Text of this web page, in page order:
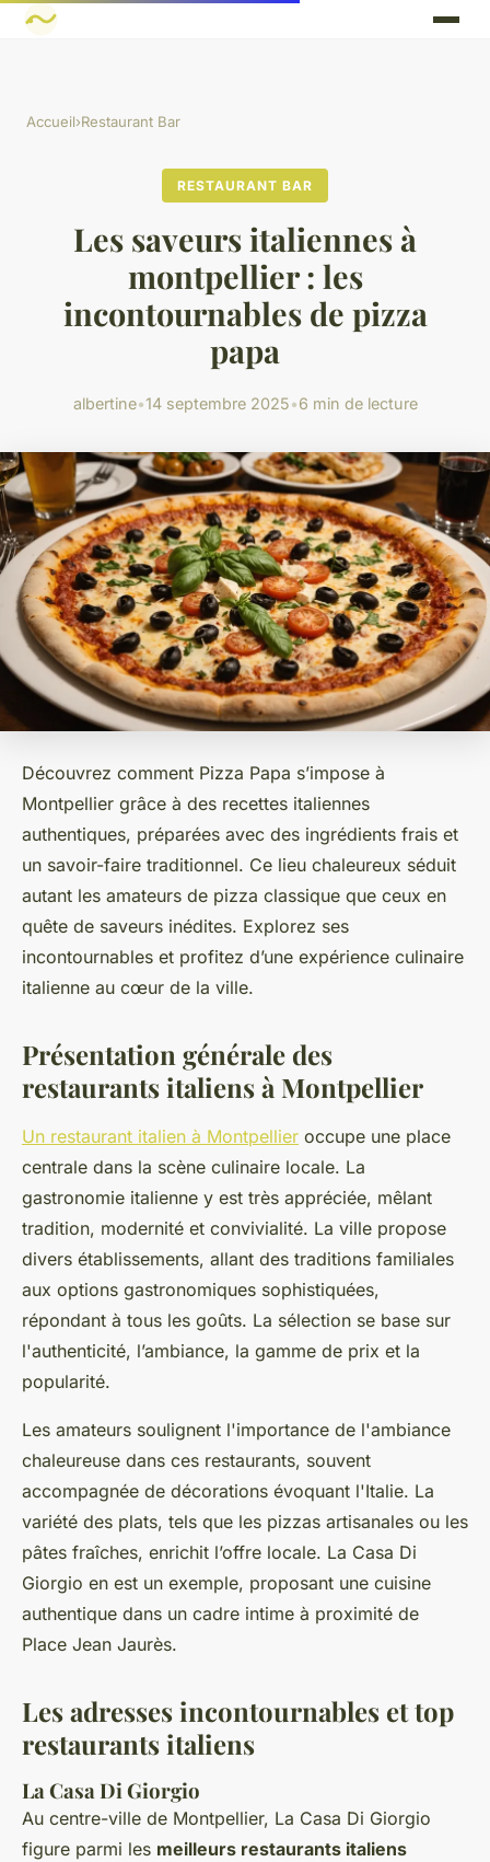
Accueil›Restaurant Bar
RESTAURANT BAR
Les saveurs italiennes à
montpellier : les
incontournables de pizza
papa
albertine•14 septembre 2025•6 min de lecture
Découvrez comment Pizza Papa s’impose à
Montpellier grâce à des recettes italiennes
authentiques, préparées avec des ingrédients frais et
un savoir-faire traditionnel. Ce lieu chaleureux séduit
autant les amateurs de pizza classique que ceux en
quête de saveurs inédites. Explorez ses
incontournables et profitez d’une expérience culinaire
italienne au cœur de la ville.
Présentation générale des
restaurants italiens à Montpellier
Un restaurant italien à Montpellier occupe une place
centrale dans la scène culinaire locale. La
gastronomie italienne y est très appréciée, mêlant
tradition, modernité et convivialité. La ville propose
divers établissements, allant des traditions familiales
aux options gastronomiques sophistiquées,
répondant à tous les goûts. La sélection se base sur
l'authenticité, l’ambiance, la gamme de prix et la
popularité.
Les amateurs soulignent l'importance de l'ambiance
chaleureuse dans ces restaurants, souvent
accompagnée de décorations évoquant l'Italie. La
variété des plats, tels que les pizzas artisanales ou les
pâtes fraîches, enrichit l’offre locale. La Casa Di
Giorgio en est un exemple, proposant une cuisine
authentique dans un cadre intime à proximité de
Place Jean Jaurès.
Les adresses incontournables et top
restaurants italiens
La Casa Di Giorgio
Au centre-ville de Montpellier, La Casa Di Giorgio
figure parmi les meilleurs restaurants italiens